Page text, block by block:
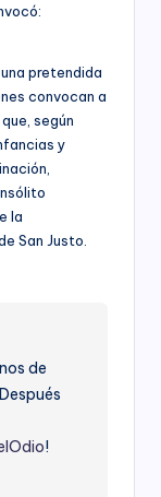
pretendida
convocan a
según
y
la
San Justo.
de
!